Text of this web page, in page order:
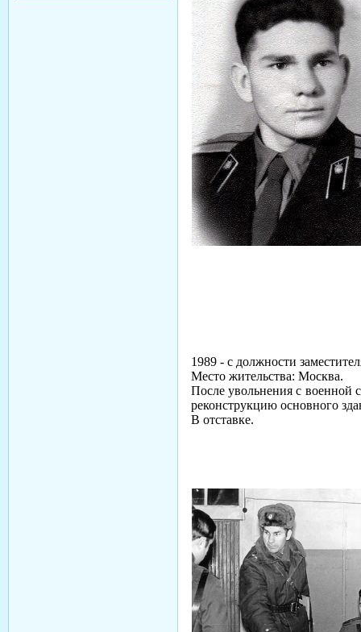
1989 - с должности
Место жительства: Москва.
После увольнения с военной
реконструкцию основного
В отставке.